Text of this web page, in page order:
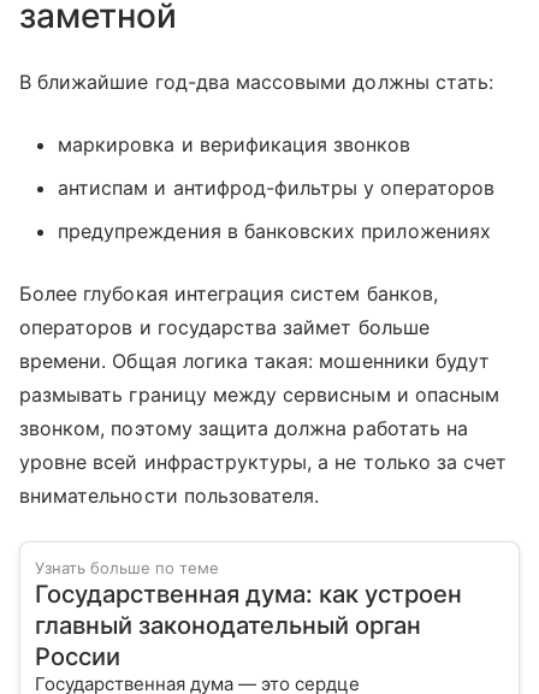
заметной
В ближайшие год-два массовыми должны стать:
маркировка и верификация звонков
антиспам и антифрод-фильтры у операторов
предупреждения в банковских приложениях
Более глубокая интеграция систем банков,
операторов и государства займет больше
времени. Общая логика такая: мошенники будут
размывать границу между сервисным и опасным
звонком, поэтому защита должна работать на
уровне всей инфраструктуры, а не только за счет
внимательности пользователя.
Узнать больше по теме
Государственная дума: как устроен
главный законодательный орган
России
Государственная дума — это сердце